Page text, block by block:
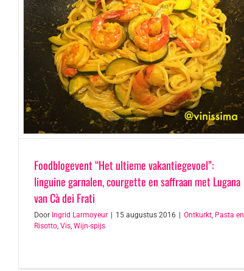
Foodblogevent “Het ultieme vakantiegevoel”:
linguine garnalen, courgette en saffraan met Lugana
van Cà dei Frati
Door Ingrid Larmoyeur 15 augustus 2016 Ontkurkt, Pasta en
Risotto, Vis, Wijn-spijs